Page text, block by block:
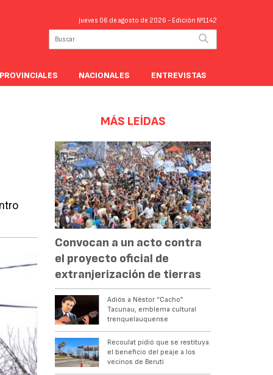
jueves 06 de agosto de 2026 - Edición Nº1142
PROVINCIALES NACIONALES ENTREVISTAS
MÁS LEÍDAS
Convocan a un acto contra
el proyecto oficial de
extranjerización de tierras
Adiós a Néstor “Cacho”
Tacunau, emblema cultural
trenquelauquense
Recoulat pidió que se restituya
el beneficio del peaje a los
vecinos de Beruti